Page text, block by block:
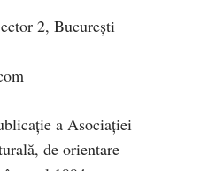
2, București
a Asociaţiei
de orientare